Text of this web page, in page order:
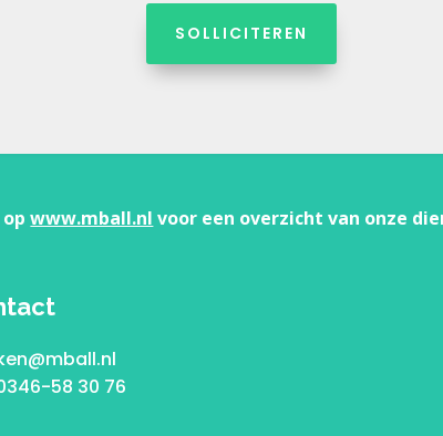
SOLLICITEREN
opwww.mball.nl voor een overzicht van onze
58 30 76